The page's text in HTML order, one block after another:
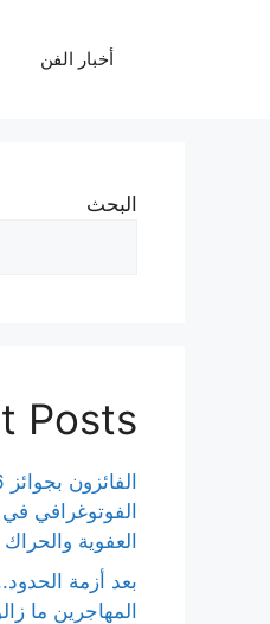
أخبار الفن
البحث
Posts
الفوتوغرافي
العفوية
بعد أزمة
المهاجرين ما